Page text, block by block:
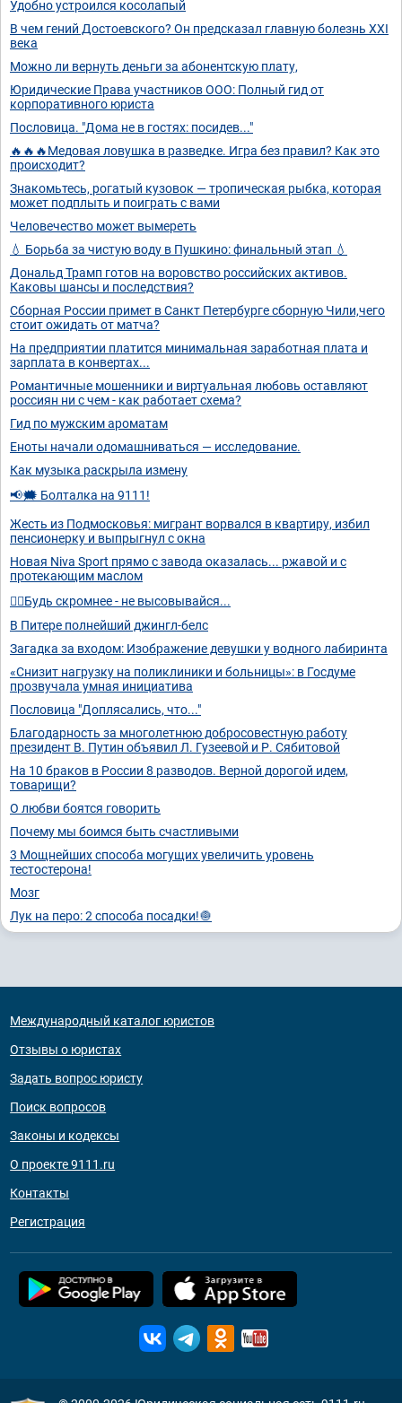
Удобно устроился косолапый
В чем гений Достоевского? Он предсказал главную болезнь XXI
века
Можно ли вернуть деньги за абонентскую плату,
Юридические Права участников ООО: Полный гид от
корпоративного юриста
Пословица. "Дома не в гостях: посидев..."
🔥🔥🔥Медовая ловушка в разведке. Игра без правил? Как это
происходит?
Знакомьтесь, рогатый кузовок — тропическая рыбка, которая
может подплыть и поиграть с вами
Человечество может вымереть
💧 Борьба за чистую воду в Пушкино: финальный этап 💧
Дональд Трамп готов на воровство российских активов.
Каковы шансы и последствия?
Сборная России примет в Санкт Петербурге сборную Чили,чего
стоит ожидать от матча?
На предприятии платится минимальная заработная плата и
зарплата в конвертах...
Романтичные мошенники и виртуальная любовь оставляют
россиян ни с чем - как работает схема?
Гид по мужским ароматам
Еноты начали одомашниваться — исследование.
Как музыка раскрыла измену
📢🗯️ Болталка на 9111!
Жесть из Подмосковья: мигрант ворвался в квартиру, избил
пенсионерку и выпрыгнул с окна
Новая Niva Sport прямо с завода оказалась... ржавой и с
протекающим маслом
🙋‍♀️Будь скромнее - не высовывайся...
В Питере полнейший джингл-белс
Загадка за входом: Изображение девушки у водного лабиринта
«Снизит нагрузку на поликлиники и больницы»: в Госдуме
прозвучала умная инициатива
Пословица "Доплясались, что..."
Благодарность за многолетнюю добросовестную работу
президент В. Путин объявил Л. Гузеевой и Р. Сябитовой
На 10 браков в России 8 разводов. Верной дорогой идем,
товарищи?
О любви боятся говорить
Почему мы боимся быть счастливыми
3 Мощнейших способа могущих увеличить уровень
тестостерона!
Мозг
Лук на перо: 2 способа посадки!🧅
Международный каталог юристов
Отзывы о юристах
Задать вопрос юристу
Поиск вопросов
Законы и кодексы
О проекте 9111.ru
Контакты
Регистрация